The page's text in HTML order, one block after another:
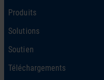
Produits
Solutions
Soutien
Téléchargements